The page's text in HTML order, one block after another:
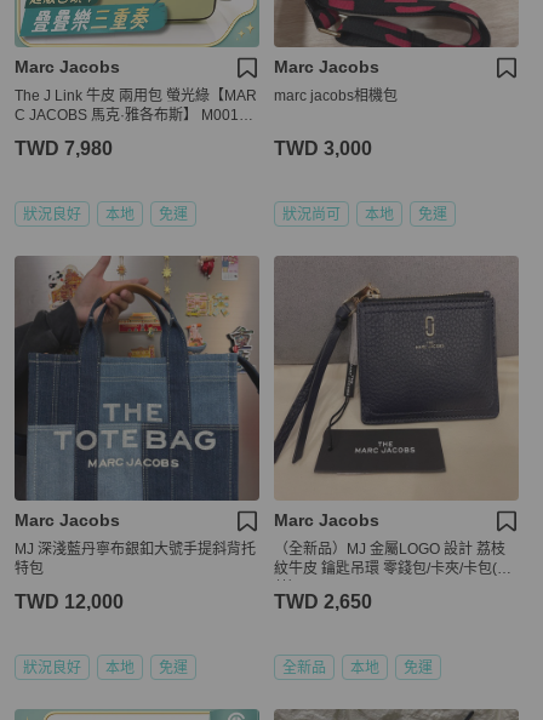
Marc Jacobs
The J Link 牛皮 兩用包 螢光綠【MAR
C JACOBS 馬克·雅各布斯】 M00170
TWD 7,980
狀況良好 本地 免運
Marc Jacobs
marc jacobs相機包
TWD 3,000
狀況尚可 本地 免運
Marc Jacobs
MJ 深淺藍丹寧布銀釦大號手提斜背托
特包
TWD 12,000
狀況良好 本地 免運
Marc Jacobs
（全新品）MJ 金屬LOGO 設計 荔枝
紋牛皮 鑰匙吊環 零錢包/卡夾/卡包(深
TWD 2,650
全新品 本地 免運